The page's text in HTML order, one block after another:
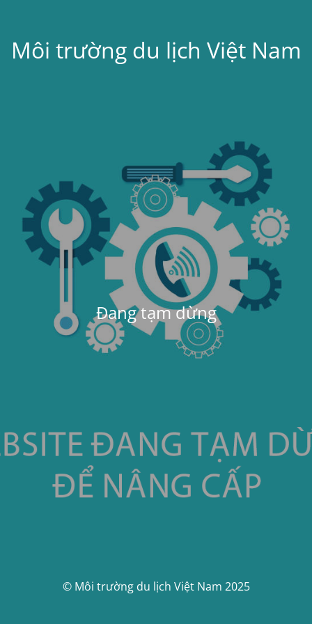
Môi trường du lịch Việt Nam
Đang tạm dừng
© Môi trường du lịch Việt Nam 2025